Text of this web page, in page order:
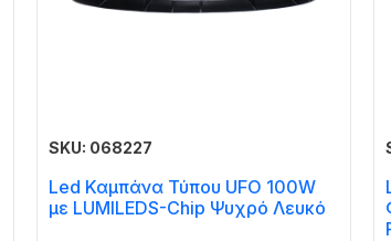
SKU: 068227
Led Καμπάνα Τύπου UFO 100W
με LUMILEDS-Chip Ψυχρό Λευκό